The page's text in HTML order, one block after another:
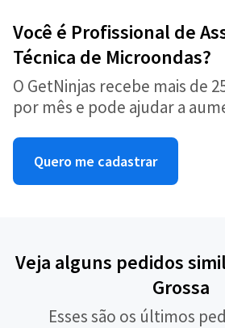
Você é Profissional de
Técnica de Microondas?
O GetNinjas recebe mais de
por mês e pode ajudar a
Quero me cadastrar
Veja alguns pedidos
Grossa
Esses são os últimos